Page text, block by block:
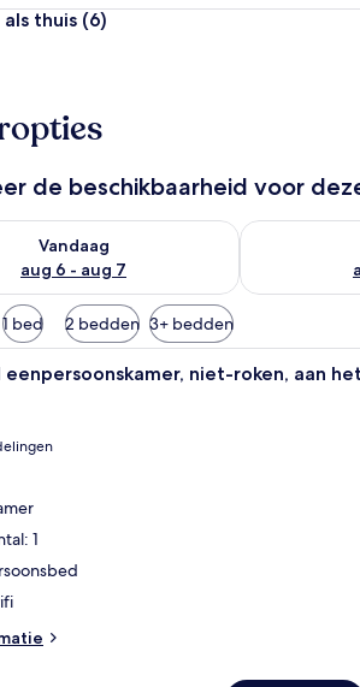
thuis (6)
de beschikbaarheid voor
Vandaag
aug 6 - aug 7
controleren voor vanavond aug
De
1 bed 2 bedden 3+ bedden
Een compacte hotelkamer
eenpersoonskamer, niet-roken, aan het
1